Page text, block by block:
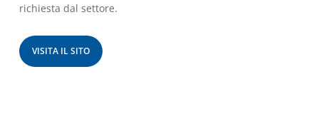
richiesta dal settore.
VISITA IL SITO